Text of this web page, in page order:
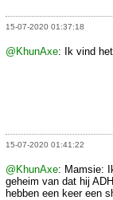
15-07-2020 01:37:18
@KhunAxe: Ik vind
15-07-2020 01:41:22
@KhunAxe: Mamsie:
geheim van dat hij
hebben een keer een